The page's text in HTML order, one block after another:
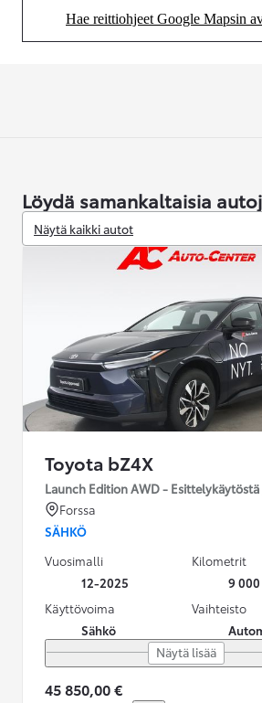
Hae reittiohjeet Google Mapsin
(Aukeaa
Löydä samankaltaisia
Näytä kaikki autot
Toyota bZ4X
Launch Edition AWD -
Forssa
SÄHKÖ
Vuosimalli
12-2025
Kilometrit
9
Käyttövoima
Sähkö
Vaihteisto
Näytä lisää
45 850,00 €